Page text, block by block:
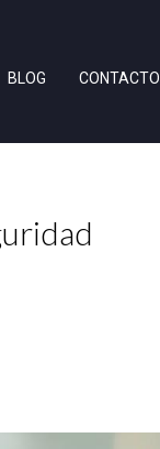
BLOG CONTACTO